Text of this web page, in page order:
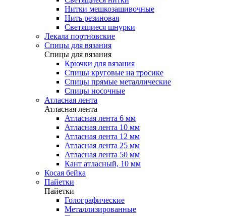
Нитки мешкозашивочные
Нить резиновая
Светящиеся шнурки
Лекала портновские
Спицы для вязания
Спицы для вязания
Крючки для вязания
Спицы круговые на тросике
Спицы прямые металлические
Спицы носочные
Атласная лента
Атласная лента
Атласная лента 6 мм
Атласная лента 10 мм
Атласная лента 12 мм
Атласная лента 25 мм
Атласная лента 50 мм
Кант атласный, 10 мм
Косая бейка
Пайетки
Пайетки
Голографические
Металлизированные